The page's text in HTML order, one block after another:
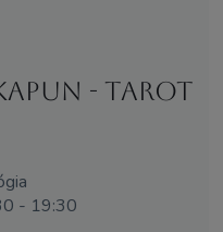
- Tarot
- 19:30